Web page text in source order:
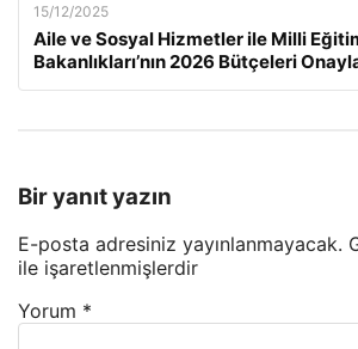
15/12/2025
Aile ve Sosyal Hizmetler ile Milli
Bakanlıkları’nın 2026 Bütçeleri
Bir yanıt yazın
E-posta adresiniz yayınlanmayacak.
ile işaretlenmişlerdir
Yorum *